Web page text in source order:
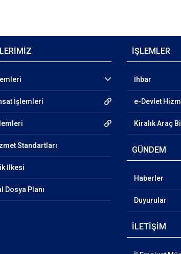
İşlemleri
Standartları
İlkesi
Dosya Planı
İŞLEMLER
İhbar
e-Devlet
Kiralık Araç
GÜNDEM
Haberler
Duyurular
İLETİŞİM